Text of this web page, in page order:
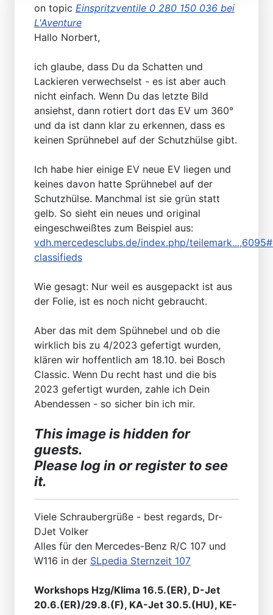
on topic Einspritzventile 0 280 150 036 bei
L'Aventure
Hallo Norbert,
ich glaube, dass Du da Schatten und
Lackieren verwechselst - es ist aber auch
nicht einfach. Wenn Du das letzte Bild
ansiehst, dann rotiert dort das EV um 360°
und da ist dann klar zu erkennen, dass es
keinen Sprühnebel auf der Schutzhülse gibt.
Ich habe hier einige EV neue EV liegen und
keines davon hatte Sprühnebel auf der
Schutzhülse. Manchmal ist sie grün statt
gelb. So sieht ein neues und original
eingeschweißtes zum Beispiel aus:
vdh.mercedesclubs.de/index.php/
classifieds
Wie gesagt: Nur weil es ausgepackt ist aus
der Folie, ist es noch nicht gebraucht.
Aber das mit dem Spühnebel und ob die
wirklich bis zu 4/2023 gefertigt wurden,
klären wir hoffentlich am 18.10. bei Bosch
Classic. Wenn Du recht hast und die bis
2023 gefertigt wurden, zahle ich Dein
Abendessen - so sicher bin ich mir.
This image is hidden for
guests.
Please log in or register to see
it.
Viele Schraubergrüße - best regards, Dr-
DJet Volker
Alles für den Mercedes-Benz R/C 107 und
W116 in der SLpedia Sternzeit 107
Workshops Hzg/Klima 16.5.(ER), D-Jet
20.6.(ER)/29.8.(F), KA-Jet 30.5.(HU), KE-